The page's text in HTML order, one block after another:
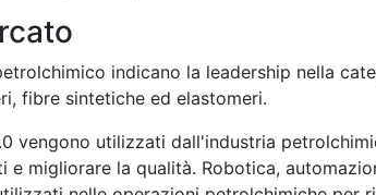
indicano la leadership nella
fibre sintetiche ed elastomeri.
vengono utilizzati dall'industria
migliorare la qualità. Robotica,